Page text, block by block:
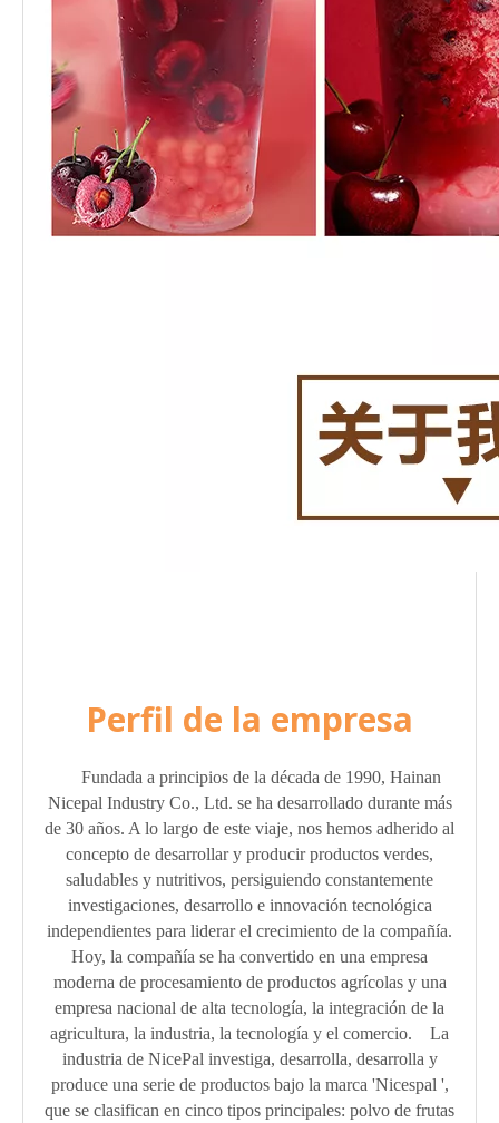
Perfil de la empresa
Fundada a principios de la década de 1990, Hainan
Nicepal Industry Co., Ltd. se ha desarrollado durante más
de 30 años. A lo largo de este viaje, nos hemos adherido al
concepto de desarrollar y producir productos verdes,
saludables y nutritivos, persiguiendo constantemente
investigaciones, desarrollo e innovación tecnológica
independientes para liderar el crecimiento de la compañía.
Hoy, la compañía se ha convertido en una empresa
moderna de procesamiento de productos agrícolas y una
empresa nacional de alta tecnología, la integración de la
agricultura, la industria, la tecnología y el comercio. La
industria de NicePal investiga, desarrolla, desarrolla y
produce una serie de productos bajo la marca 'Nicespal ',
que se clasifican en cinco tipos principales: polvo de frutas